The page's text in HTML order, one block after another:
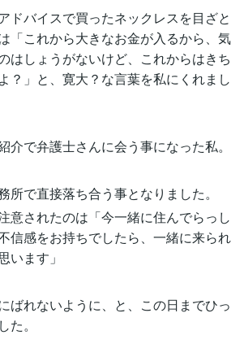
ドバイスで買ったネックレスを目ざと
「これから大きなお金が入るから、気
はしょうがないけど、これからはきち
？」と、寛大？な言葉を私にくれまし
介で弁護士さんに会う事になった私。
所で直接落ち合う事となりました。
意されたのは「今一緒に住んでらっし
信感をお持ちでしたら、一緒に来られ
います」
ばれないように、と、この日までひっ
。